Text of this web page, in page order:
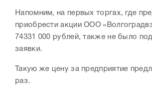
Напомним, на первых торгах, где
приобрести акции ООО
74331 000 рублей, также не было
заявки.
Такую же цену за предприятие
раз.